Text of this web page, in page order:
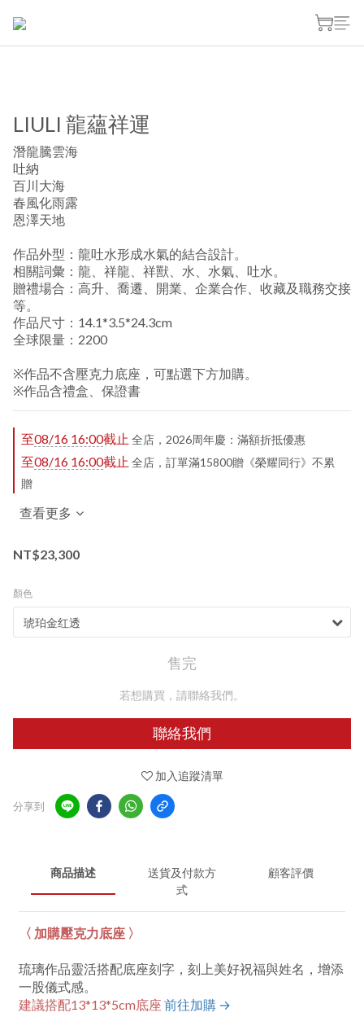
LIULI 龍蘊祥運
潛龍騰雲海
吐納
百川大海
春風化雨露
恩澤天地
作品外型：龍吐水形成水氣的結合設計。
相關詞彙：龍、祥龍、祥獸、水、水氣、吐水。
贈禮場合：高升、喬遷、開業、企業合作、收藏及職務交接
等。
作品尺寸：14.1*3.5*24.3cm
全球限量：2200
※作品不含壓克力底座，可點選下方加購。
※作品含禮盒、保證書
至08/16 16:00截止 全店，2026周年慶：滿額折抵優惠
至08/16 16:00截止 全店，訂單滿15800贈《榮耀同行》不累
贈
查看更多
NT$23,300
顏色
售完
若想購買，請聯絡我們。
聯絡我們
加入追蹤清單
分享到
商品描述
送貨及付款方
式
顧客評價
〈 加購壓克力底座 〉
琉璃作品靈活搭配底座刻字，刻上美好祝福與姓名，增添
一股儀式感。
建議搭配13*13*5cm底座 前往加購 →